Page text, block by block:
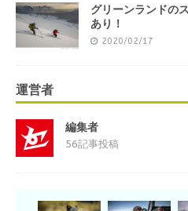
グリーンランドの
あり！
2020/02/17
運営者
編集者
56記事投稿